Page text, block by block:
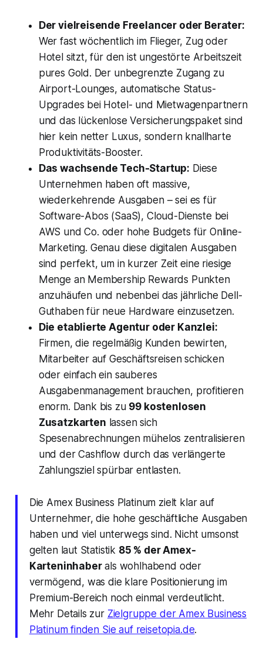
Der vielreisende Freelancer oder Berater:
Wer fast wöchentlich im Flieger, Zug oder
Hotel sitzt, für den ist ungestörte Arbeitszeit
pures Gold. Der unbegrenzte Zugang zu
Airport-Lounges, automatische Status-
Upgrades bei Hotel- und Mietwagenpartnern
und das lückenlose Versicherungspaket sind
hier kein netter Luxus, sondern knallharte
Produktivitäts-Booster.
Das wachsende Tech-Startup: Diese
Unternehmen haben oft massive,
wiederkehrende Ausgaben – sei es für
Software-Abos (SaaS), Cloud-Dienste bei
AWS und Co. oder hohe Budgets für Online-
Marketing. Genau diese digitalen Ausgaben
sind perfekt, um in kurzer Zeit eine riesige
Menge an Membership Rewards Punkten
anzuhäufen und nebenbei das jährliche Dell-
Guthaben für neue Hardware einzusetzen.
Die etablierte Agentur oder Kanzlei:
Firmen, die regelmäßig Kunden bewirten,
Mitarbeiter auf Geschäftsreisen schicken
oder einfach ein sauberes
Ausgabenmanagement brauchen, profitieren
enorm. Dank bis zu 99 kostenlosen
Zusatzkarten lassen sich
Spesenabrechnungen mühelos zentralisieren
und der Cashflow durch das verlängerte
Zahlungsziel spürbar entlasten.
Die Amex Business Platinum zielt klar auf
Unternehmer, die hohe geschäftliche Ausgaben
haben und viel unterwegs sind. Nicht umsonst
gelten laut Statistik 85 % der Amex-
Karteninhaberals wohlhabend oder
vermögend, was die klare Positionierung im
Premium-Bereich noch einmal verdeutlicht.
Mehr Details zur Zielgruppe der Amex Business
Platinum finden Sie auf reisetopia.de.